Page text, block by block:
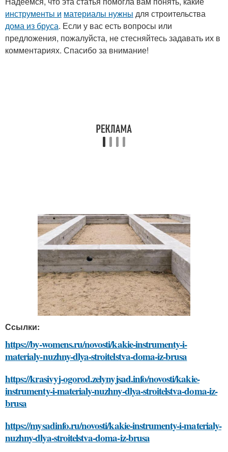
инструменты и материалы нужны для строительства
дома из бруса. Если у вас есть вопросы или
предложения, пожалуйста, не стесняйтесь задавать их в
комментариях. Спасибо за внимание!
Ссылки:
https://by-womens.ru/novosti/kakie-instrumenty-i-
materialy-nuzhny-dlya-stroitelstva-doma-iz-brusa
https://krasivyj-ogorod.zelynyjsad.info/novosti/kakie-
instrumenty-i-materialy-nuzhny-dlya-stroitelstva-doma-iz-
brusa
https://mysadinfo.ru/novosti/kakie-instrumenty-i-materialy-
nuzhny-dlya-stroitelstva-doma-iz-brusa